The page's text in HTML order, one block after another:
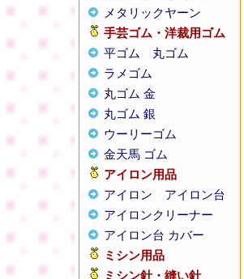
メタリックヤーン
手芸ゴム・洋裁用ゴム
平ゴム
丸ゴム
ラメゴム
丸ゴム 金
丸ゴム 銀
ウーリーゴム
金天馬 ゴム
アイロン用品
アイロン
アイロン台
アイロンクリーナー
アイロン台 カバー
ミシン用品
ミシン針・縫い針